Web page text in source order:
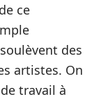
ce
des
artistes. On
travail à